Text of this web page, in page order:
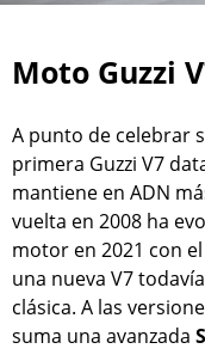
Moto Guzzi
A punto de celebrar
primera Guzzi V7
mantiene en ADN
vuelta en 2008 ha
motor en 2021 con
una nueva V7
clásica. A las
suma una avanzada